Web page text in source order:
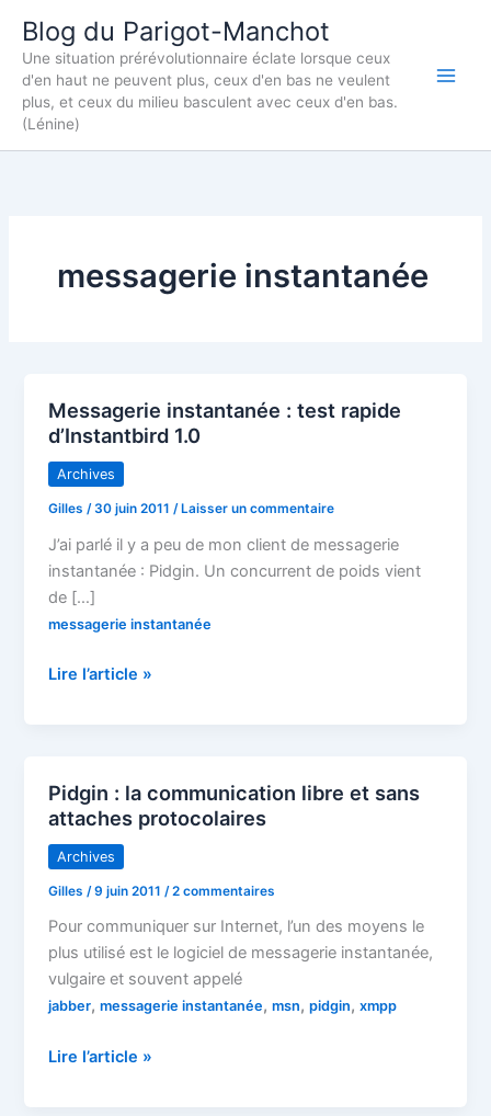
contenu
Blog du Parigot-Manchot
Une situation prérévolutionnaire éclate lorsque ceux
d'en haut ne peuvent plus, ceux d'en bas ne veulent
plus, et ceux du milieu basculent avec ceux d'en bas.
(Lénine)
messagerie instantanée
Messagerie instantanée : test rapide
d’Instantbird 1.0
Archives
Gilles /30 juin 2011 /Laisser un commentaire
J’ai parlé il y a peu de mon client de messagerie
instantanée : Pidgin. Un concurrent de poids vient
de […]
messagerie instantanée
Messagerie
d’Instantbird
1.0
Lire l’article »
Pidgin : la communication libre et sans
attaches protocolaires
Archives
Gilles /9 juin 2011 /2 commentaires
Pour communiquer sur Internet, l’un des moyens le
plus utilisé est le logiciel de messagerie instantanée,
vulgaire et souvent appelé
jabber,messagerie instantanée,msn,pidgin,xmpp
Pidgin
Lire l’article »